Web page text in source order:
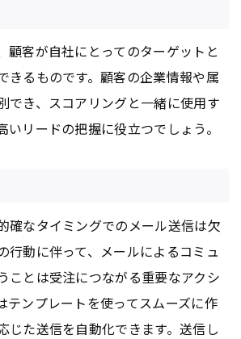
顧客が自社にとってのターゲットと
きるものです。顧客の企業情報や属
でき、スコアリングと一緒に使用す
いリードの把握に役立つでしょう。
確なタイミングでのメール送信は欠
行動に伴って、メールによるコミュ
ことは受注につながる重要なアクシ
テンプレートを使ってスムーズに作
じた送信を自動化できます。送信し